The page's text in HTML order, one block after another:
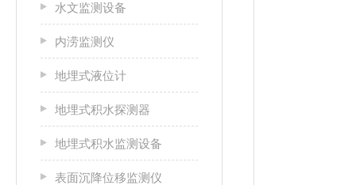
水文监测设备
内涝监测仪
地埋式液位计
地埋式积水探测器
地埋式积水监测设备
表面沉降位移监测仪